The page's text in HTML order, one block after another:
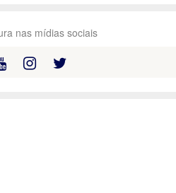
nas mídias sociais